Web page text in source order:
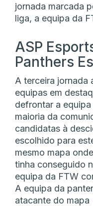
jornada marcada
liga, a equipa da
ASP
Panthers
A terceira jornada
equipas em
defrontar a
maioria da
candidatas à
escolhido para
mesmo mapa
tinha conseguido
equipa da FTW
A equipa da
atacante do